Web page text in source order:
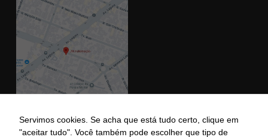
Servimos cookies. Se acha que está tudo certo, clique em
"aceitar tudo". Você também pode escolher que tipo de